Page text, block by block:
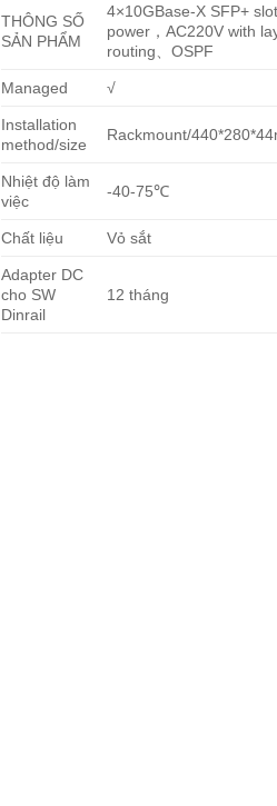
THÔNG SỐ
SẢN PHẨM
4×10GBase-X SFP+
power，AC220V with
routing、OSPF
Managed √
Installation
method/size
Rackmount/
Nhiệt độ làm
việc
-40-75℃
Chất liệu Vỏ sắt
Adapter DC
cho SW
Dinrail
12 tháng